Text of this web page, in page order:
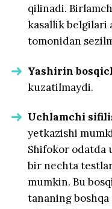
qilinadi.
kasallik belgilari
tomonidan
Yashirin
kuzatilmaydi.
Uchlamchi
yetkazishi
Shifokor odatda
bir nechta
mumkin. Bu
tananing